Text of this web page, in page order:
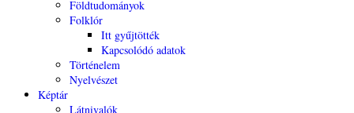
Földtudományok
Folklór
Itt gyűjtötték
Kapcsolódó adatok
Történelem
Nyelvészet
Képtár
Látnivalók